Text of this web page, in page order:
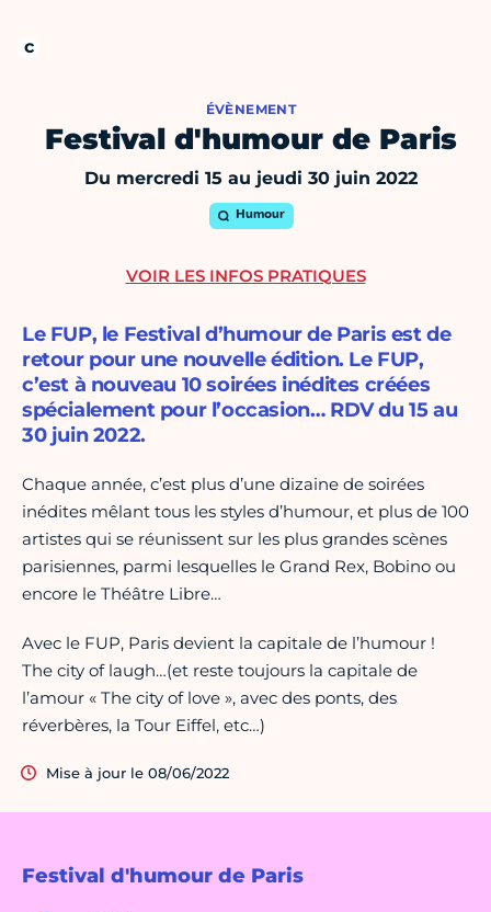
ÉVÈNEMENT
Festival d'humour de Paris
Du mercredi 15 au jeudi 30 juin 2022
Humour
Festival d'humour de Paris
Le FUP, le Festival d’humour de Paris est de
retour pour une nouvelle édition. Le FUP,
c’est à nouveau 10 soirées inédites créées
spécialement pour l’occasion… RDV du 15 au
30 juin 2022.
Chaque année, c’est plus d’une dizaine de soirées
inédites mêlant tous les styles d’humour, et plus de 100
artistes qui se réunissent sur les plus grandes scènes
parisiennes, parmi lesquelles le Grand Rex, Bobino ou
encore le Théâtre Libre…
Avec le FUP, Paris devient la capitale de l’humour !
The city of laugh…(et reste toujours la capitale de
l’amour « The city of love », avec des ponts, des
réverbères, la Tour Eiffel, etc…)
Mise à jour le 08/06/2022
VOIR LES INFOS PRATIQUES